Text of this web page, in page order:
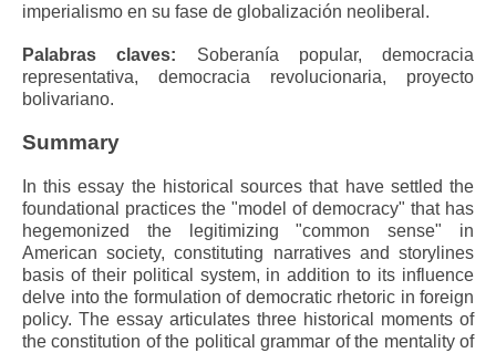
imperialismo en su fase de globalización neoliberal.
Palabras claves: Soberanía popular, democracia
representativa, democracia revolucionaria, proyecto
bolivariano.
Summary
In this essay the historical sources that have settled the
foundational practices the "model of democracy" that has
hegemonized the legitimizing "common sense" in
American society, constituting narratives and storylines
basis of their political system, in addition to its influence
delve into the formulation of democratic rhetoric in foreign
policy. The essay articulates three historical moments of
the constitution of the political grammar of the mentality of